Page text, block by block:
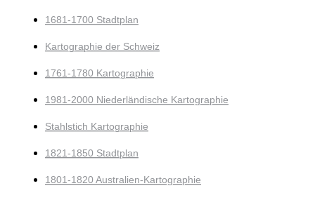
1681-1700 Stadtplan
Kartographie der Schweiz
1761-1780 Kartographie
1981-2000 Niederländische Kartographie
Stahlstich Kartographie
1821-1850 Stadtplan
1801-1820 Australien-Kartographie